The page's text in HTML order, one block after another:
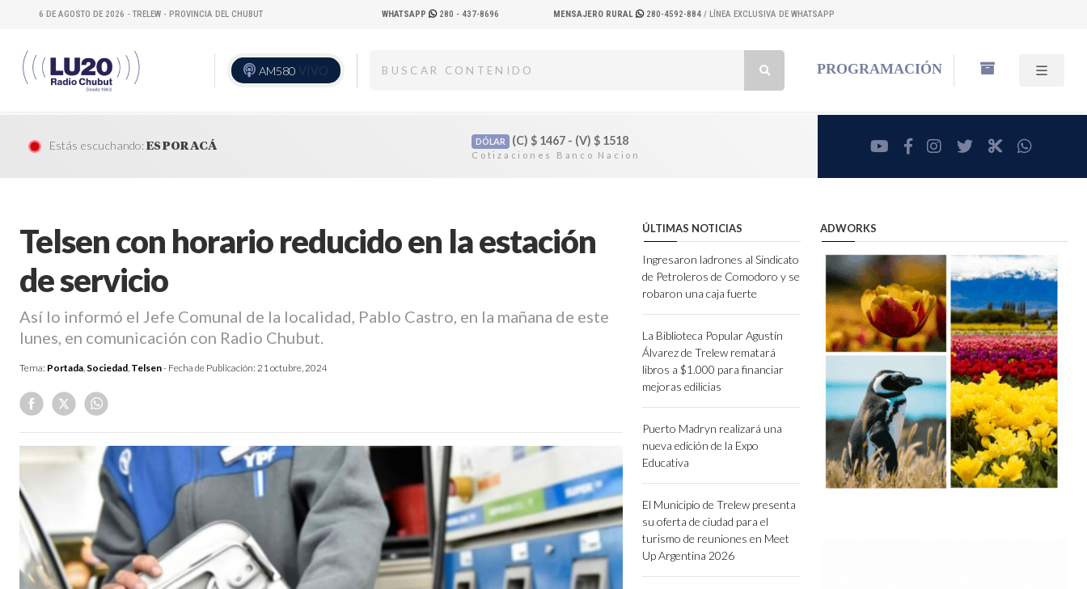
6 DE AGOSTO DE 2026 - TRELEW - PROVINCIA DEL CHUBUT WHATSAPP 280 - 437-8696 MENSAJERO RURAL 280-4592-884 / LÍNEA EXCLUSIVA DE WHATSAPP
AM580 VIVO PROGRAMACIÓN
Estás escuchando:ES POR ACÁ DÓLAR (C) $1467 - (V) $1518 youtubefacebookinstagram
twitterRadioCut
Telsen con horario reducido en la estación
de servicio
Así lo informó el Jefe Comunal de la localidad, Pablo Castro, en la mañana de este
lunes, en comunicación con Radio Chubut.
Tema: Portada, Sociedad, Telsen- Fecha de Publicación: 21 octubre, 2024
ÚLTIMAS NOTICIAS
Ingresaron ladrones al Sindicato
de Petroleros de Comodoro y se
robaron una caja fuerte
La Biblioteca Popular Agustín
Álvarez de Trelew rematará
libros a $1.000 para financiar
mejoras edilicias
Puerto Madryn realizará una
nueva edición de la Expo
Educativa
El Municipio de Trelew presenta
su oferta de ciudad para el
turismo de reuniones en Meet
Up Argentina 2026
ADWORKS